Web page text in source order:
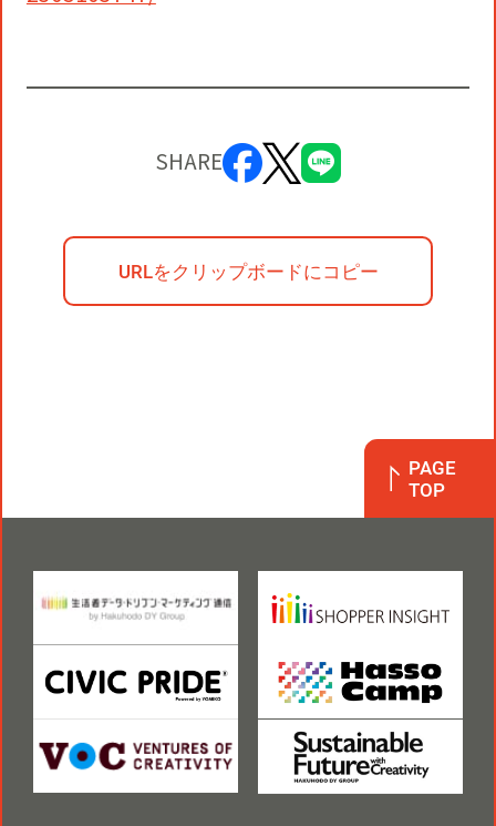
SHARE
URLをクリップボードにコピー
PAGE
TOP